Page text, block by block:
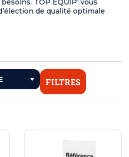
TOP ÉQUIP’ vous
de qualité optimale
FILTRES